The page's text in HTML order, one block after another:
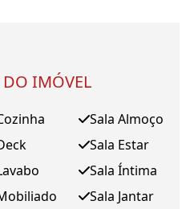
DO IMÓVEL
Sala Almoço
Sala Estar
Sala Íntima
Sala Jantar